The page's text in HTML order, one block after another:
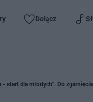
Dołącz
start dla młodych". Do